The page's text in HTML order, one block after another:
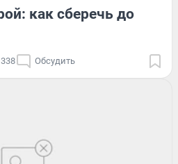
как сберечь до
338 Обсудить